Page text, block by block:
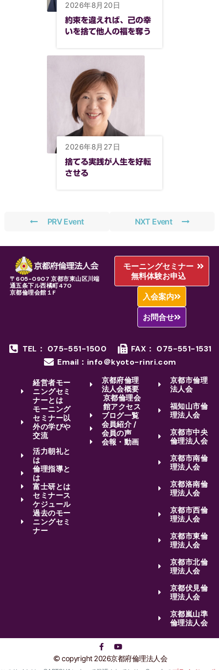
2026年8月20日
約束を違えれば、己の幸
いを捨て他人の福を奪う
2026年8月27日
捨てる実践が人生を好転
させる
PRV Event NXT Event
〒605-0907 京都市東山区川端
通五条下ル西橘町470
京都倫理会館１F
モーニングセミナー
無料体験お申込
入会案内
お問合せ
TEL： 075-551-1500
FAX： 075-551-1531
Email：info＠kyoto-rinri.com
経営者モー
ニングセミ
ナーとは
モーニング
セミナー以
外の学びや
交流
活力朝礼と
は
倫理指導と
は
富士研とは
セミナース
ケジュール
過去のモー
ニングセミ
ナー
京都府倫理
法人会概要
京都倫理会
館アクセス
ブログ一覧
会員紹介 /
会員の声
会報・動画
京都市倫理
法人会
福知山市倫
理法人会
京都市中央
倫理法人会
京都市南倫
理法人会
京都洛南倫
理法人会
京都市西倫
理法人会
京都市東倫
理法人会
京都市北倫
理法人会
京都伏見倫
理法人会
京都嵐山準
倫理法人会
copyright 2026京都府倫理法人会